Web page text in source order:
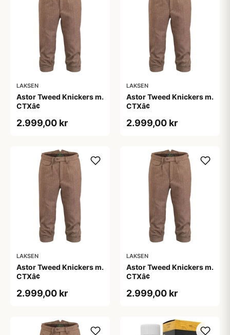
LAKSEN
Astor Tweed Knickers m.
CTXâ¢
2.999,00 kr
LAKSEN
Astor Tweed Knickers m.
CTXâ¢
2.999,00 kr
LAKSEN
Astor Tweed Knickers m.
CTXâ¢
2.999,00 kr
LAKSEN
Astor Tweed Knickers m.
CTXâ¢
2.999,00 kr